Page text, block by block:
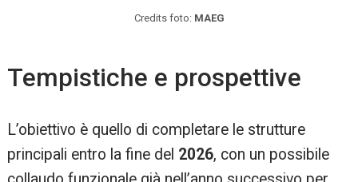
Credits foto: MAEG
Tempistiche e prospettive
L’obiettivo è quello di completare le strutture
principali entro la fine del 2026, con un possibile